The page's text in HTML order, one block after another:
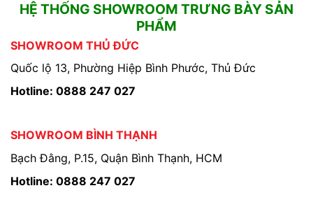
HỆ THỐNG SHOWROOM TRƯNG BÀY SẢN
PHẨM
SHOWROOM THỦ ĐỨC
Quốc lộ 13, Phường Hiệp Bình Phước, Thủ Đức
Hotline: 0888 247 027
SHOWROOM BÌNH THẠNH
Bạch Đằng, P.15, Quận Bình Thạnh, HCM
Hotline: 0888 247 027